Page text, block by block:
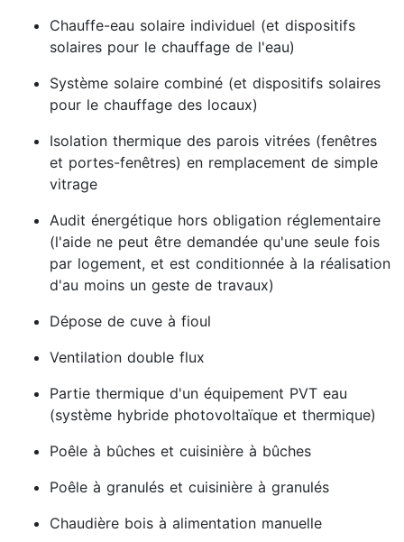
Chauffe-eau solaire individuel (et dispositifs
solaires pour le chauffage de l'eau)
Système solaire combiné (et dispositifs solaires
pour le chauffage des locaux)
Isolation thermique des parois vitrées (fenêtres
et portes-fenêtres) en remplacement de simple
vitrage
Audit énergétique hors obligation réglementaire
(l'aide ne peut être demandée qu'une seule fois
par logement, et est conditionnée à la réalisation
d'au moins un geste de travaux)
Dépose de cuve à fioul
Ventilation double flux
Partie thermique d'un équipement PVT eau
(système hybride photovoltaïque et thermique)
Poêle à bûches et cuisinière à bûches
Poêle à granulés et cuisinière à granulés
Chaudière bois à alimentation manuelle